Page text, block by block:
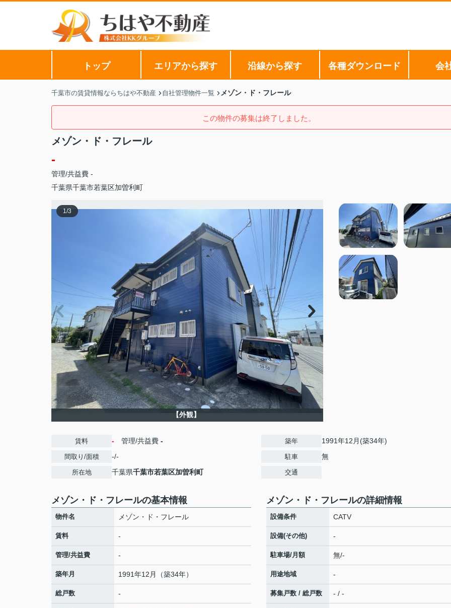
トップ エリアから探す 沿線から探す 各種ダウンロード 会
千葉市の賃貸情報ならちはや不動産 自社管理物件一覧 メゾン・ド・フレール
この物件の募集は終了しました。
メゾン・ド・フレール
-
管理/共益費 -
千葉県千葉市若葉区加曽利町
1/3
【外観】
賃料 - 管理/共益費 -
間取り/面積 -/-
所在地 千葉県千葉市若葉区加曽利町
築年 1991年12月(築34年)
駐車 無
交通
メゾン・ド・フレールの基本情報
物件名 メゾン・ド・フレール
賃料 -
管理/共益費 -
築年月 1991年12月（築34年）
総戸数 -
メゾン・ド・フレールの詳細情報
設備条件 CATV
設備(その他) -
駐車場/月額 無/-
用途地域 -
募集戸数 / 総戸数 - / -